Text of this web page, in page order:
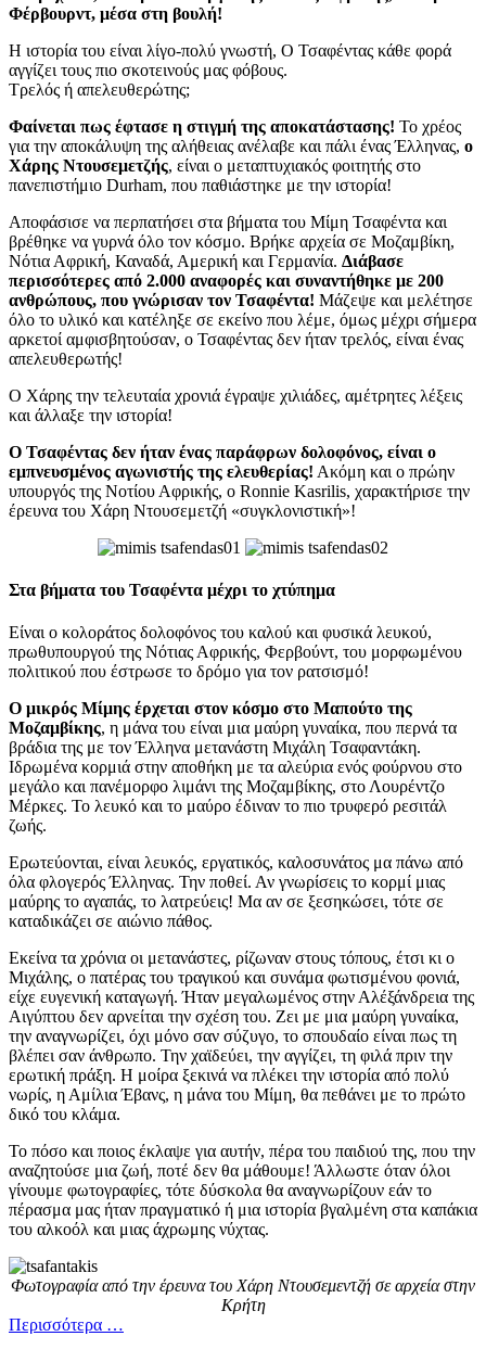
Φέρβουρντ, μέσα στη βουλή!
Η ιστορία του είναι λίγο-πολύ γνωστή, Ο Τσαφέντας κάθε φορά
αγγίζει τους πιο σκοτεινούς μας φόβους.
Τρελός ή απελευθερώτης;
Φαίνεται πως έφτασε η στιγμή της αποκατάστασης! Το χρέος
για την αποκάλυψη της αλήθειας ανέλαβε και πάλι ένας Έλληνας, ο
Χάρης Ντουσεμετζής, είναι ο μεταπτυχιακός φοιτητής στο
πανεπιστήμιο Durham, που παθιάστηκε με την ιστορία!
Αποφάσισε να περπατήσει στα βήματα του Μίμη Τσαφέντα και
βρέθηκε να γυρνά όλο τον κόσμο. Βρήκε αρχεία σε Μοζαμβίκη,
Νότια Αφρική, Καναδά, Αμερική και Γερμανία. Διάβασε
περισσότερες από 2.000 αναφορές και συναντήθηκε με 200
ανθρώπους, που γνώρισαν τον Τσαφέντα! Μάζεψε και μελέτησε
όλο το υλικό και κατέληξε σε εκείνο που λέμε, όμως μέχρι σήμερα
αρκετοί αμφισβητούσαν, ο Τσαφέντας δεν ήταν τρελός, είναι ένας
απελευθερωτής!
Ο Χάρης την τελευταία χρονιά έγραψε χιλιάδες, αμέτρητες λέξεις
και άλλαξε την ιστορία!
Ο Τσαφέντας δεν ήταν ένας παράφρων δολοφόνος, είναι ο
εμπνευσμένος αγωνιστής της ελευθερίας! Ακόμη και ο πρώην
υπουργός της Νοτίου Αφρικής, ο Ronnie Kasrilis, χαρακτήρισε την
έρευνα του Χάρη Ντουσεμετζή «συγκλονιστική»!
Στα βήματα του Τσαφέντα μέχρι το χτύπημα
Είναι ο κολοράτος δολοφόνος του καλού και φυσικά λευκού,
πρωθυπουργού της Νότιας Αφρικής, Φερβούντ, του μορφωμένου
πολιτικού που έστρωσε το δρόμο για τον ρατσισμό!
Ο μικρός Μίμης έρχεται στον κόσμο στο Μαπούτο της
Μοζαμβίκης, η μάνα του είναι μια μαύρη γυναίκα, που περνά τα
βράδια της με τον Έλληνα μετανάστη Μιχάλη Τσαφαντάκη.
Ιδρωμένα κορμιά στην αποθήκη με τα αλεύρια ενός φούρνου στο
μεγάλο και πανέμορφο λιμάνι της Μοζαμβίκης, στο Λουρέντζο
Μέρκες. Το λευκό και το μαύρο έδιναν το πιο τρυφερό ρεσιτάλ
ζωής.
Ερωτεύονται, είναι λευκός, εργατικός, καλοσυνάτος μα πάνω από
όλα φλογερός Έλληνας. Την ποθεί. Αν γνωρίσεις το κορμί μιας
μαύρης το αγαπάς, το λατρεύεις! Μα αν σε ξεσηκώσει, τότε σε
καταδικάζει σε αιώνιο πάθος.
Εκείνα τα χρόνια οι μετανάστες, ρίζωναν στους τόπους, έτσι κι ο
Μιχάλης, ο πατέρας του τραγικού και συνάμα φωτισμένου φονιά,
είχε ευγενική καταγωγή. Ήταν μεγαλωμένος στην Αλέξάνδρεια της
Αιγύπτου δεν αρνείται την σχέση του. Ζει με μια μαύρη γυναίκα,
την αναγνωρίζει, όχι μόνο σαν σύζυγο, το σπουδαίο είναι πως τη
βλέπει σαν άνθρωπο. Την χαϊδεύει, την αγγίζει, τη φιλά πριν την
ερωτική πράξη. Η μοίρα ξεκινά να πλέκει την ιστορία από πολύ
νωρίς, η Αμίλια Έβανς, η μάνα του Μίμη, θα πεθάνει με το πρώτο
δικό του κλάμα.
Το πόσο και ποιος έκλαψε για αυτήν, πέρα του παιδιού της, που την
αναζητούσε μια ζωή, ποτέ δεν θα μάθουμε! Άλλωστε όταν όλοι
γίνουμε φωτογραφίες, τότε δύσκολα θα αναγνωρίζουν εάν το
πέρασμα μας ήταν πραγματικό ή μια ιστορία βγαλμένη στα καπάκια
του αλκοόλ και μιας άχρωμης νύχτας.
Φωτογραφία από την έρευνα του Χάρη Ντουσεμεντζή σε αρχεία στην
Κρήτη
Περισσότερα …